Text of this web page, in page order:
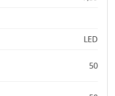
LED
50